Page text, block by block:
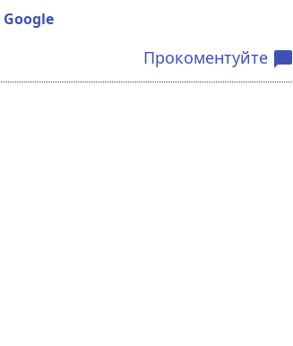
Google
Прокоментуйте chat_bubble